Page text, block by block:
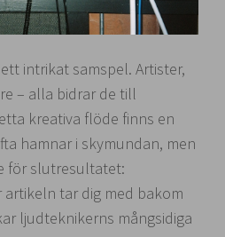
intrikat samspel. Artister,
– alla bidrar de till
kreativa flöde finns en
hamnar i skymundan, men
för slutresultatet:
tar dig med bakom
ljudteknikerns mångsidiga